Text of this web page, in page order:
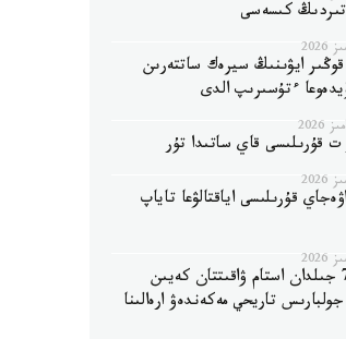
كىسەسى
ايۋىنىڭ سيرەك ساتتەرىن
ءتۇسىرىپ الدى
ت قۇرىلىسى قاي ساتىدا تۇر
قۇرىلىسى اياقتالۋعا تاياپ
ەلىمىزدە 70 جىلدان استام ۋاقىتتان كەيىن
تاريحي مەكەندەۋ ارەالىنا